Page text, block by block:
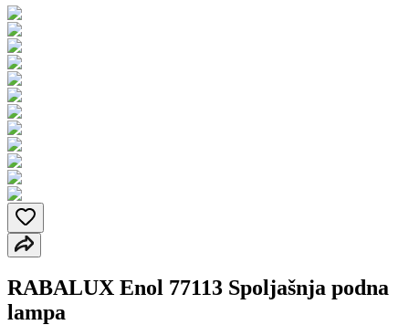
RABALUX Enol 77113 Spoljašnja podna
lampa